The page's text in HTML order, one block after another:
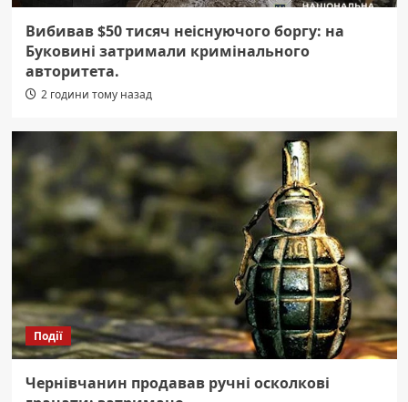
Вибивав $50 тисяч неіснуючого боргу: на
Буковині затримали кримінального
авторитета.
2 години тому назад
Події
Чернівчанин продавав ручні осколкові